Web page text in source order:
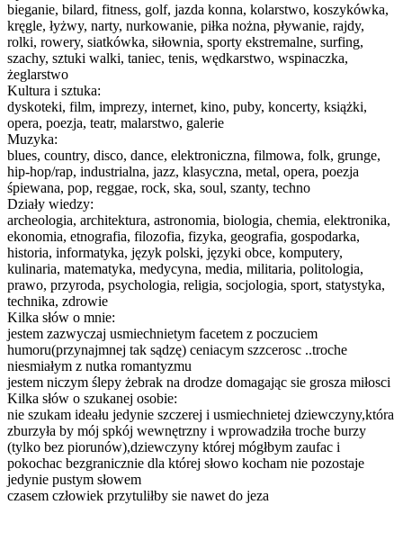
bieganie, bilard, fitness, golf, jazda konna, kolarstwo, koszykówka,
kręgle, łyżwy, narty, nurkowanie, piłka nożna, pływanie, rajdy,
rolki, rowery, siatkówka, siłownia, sporty ekstremalne, surfing,
szachy, sztuki walki, taniec, tenis, wędkarstwo, wspinaczka,
żeglarstwo
Kultura i sztuka:
dyskoteki, film, imprezy, internet, kino, puby, koncerty, książki,
opera, poezja, teatr, malarstwo, galerie
Muzyka:
blues, country, disco, dance, elektroniczna, filmowa, folk, grunge,
hip-hop/rap, industrialna, jazz, klasyczna, metal, opera, poezja
śpiewana, pop, reggae, rock, ska, soul, szanty, techno
Działy wiedzy:
archeologia, architektura, astronomia, biologia, chemia, elektronika,
ekonomia, etnografia, filozofia, fizyka, geografia, gospodarka,
historia, informatyka, język polski, języki obce, komputery,
kulinaria, matematyka, medycyna, media, militaria, politologia,
prawo, przyroda, psychologia, religia, socjologia, sport, statystyka,
technika, zdrowie
Kilka słów o mnie:
jestem zazwyczaj usmiechnietym facetem z poczuciem
humoru(przynajmnej tak sądzę) ceniacym szzcerosc ..troche
niesmiałym z nutka romantyzmu
jestem niczym ślepy żebrak na drodze domagając sie grosza miłosci
Kilka słów o szukanej osobie:
nie szukam ideału jedynie szczerej i usmiechnietej dziewczyny,która
zburzyła by mój spkój wewnętrzny i wprowadziła troche burzy
(tylko bez piorunów),dziewczyny której mógłbym zaufac i
pokochac bezgranicznie dla której słowo kocham nie pozostaje
jedynie pustym słowem
czasem człowiek przytuliłby sie nawet do jeza